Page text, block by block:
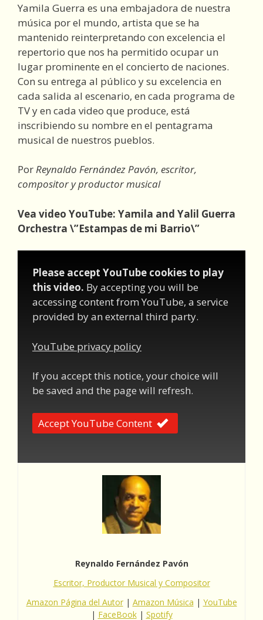
Yamila Guerra es una embajadora de nuestra
música por el mundo, artista que se ha
mantenido reinterpretando con excelencia el
repertorio que nos ha permitido ocupar un
lugar prominente en el concierto de naciones.
Con su entrega al público y su excelencia en
cada salida al escenario, en cada programa de
TV y en cada video que produce, está
inscribiendo su nombre en el pentagrama
musical de nuestros pueblos.
PorReynaldo Fernández Pavón, escritor,
compositor y productor musical
Vea video YouTube: Yamila and Yalil Guerra
Orchestra \”Estampas de mi Barrio\”
Please accept YouTube cookies to play
this video. By accepting you will be
accessing content from YouTube, a service
provided by an external third party.
YouTube privacy policy
If you accept this notice, your choice will
be saved and the page will refresh.
Accept YouTube Content
Reynaldo Fernández Pavón
Escritor, Productor Musical y Compositor
Amazon Página del Autor| Amazon Música | YouTube
| FaceBook| Spotify